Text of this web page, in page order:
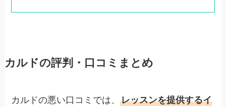
カルドの評判・口コミまとめ
カルドの悪い口コミでは、レッスンを提供するイ